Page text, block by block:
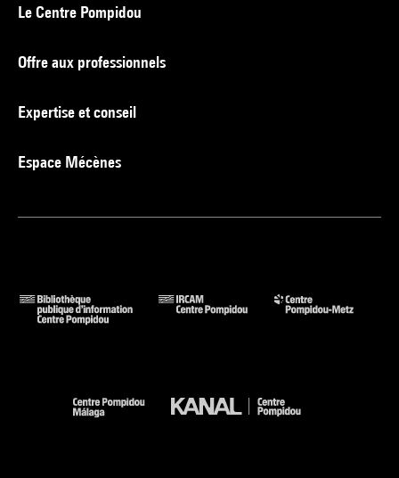
Le Centre Pompidou
Offre aux professionnels
Expertise et conseil
Espace Mécènes